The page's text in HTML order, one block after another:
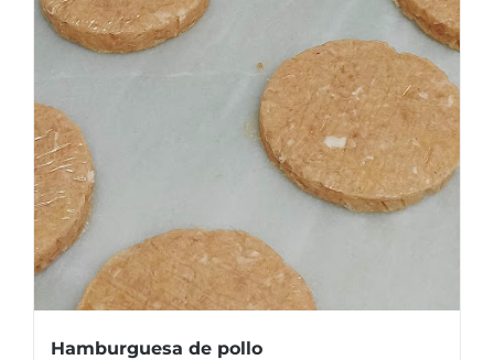
Hamburguesa de pollo